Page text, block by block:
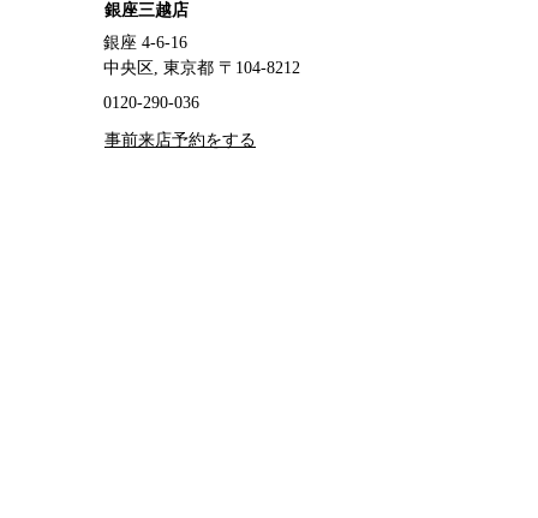
銀座三越店
銀座 4-6-16
中央区, 東京都 〒104-8212
0120-290-036
事前来店予約をする